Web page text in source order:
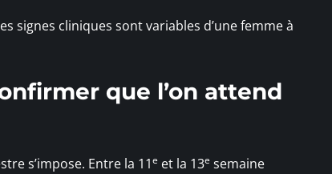
signes cliniques sont variables d’une femme à
que l’on attend
s’impose. Entre la 11e et la 13e semaine